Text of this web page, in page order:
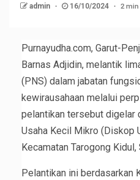
admin 16/10/2024 2 min
Purnayudha.com, Garut-
Barnas Adjidin, melantik
(PNS) dalam jabatan
kewirausahaan melalui
pelantikan tersebut digelar
Usaha Kecil Mikro (Diskop
Kecamatan Tarogong
Pelantikan ini berdasarkan